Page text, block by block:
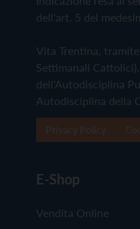
dell'art. 5 del
Vita Trentina,
Settimanali
dell'Autodisciplina
Autodisciplina della
E-Shop
Vendita Online